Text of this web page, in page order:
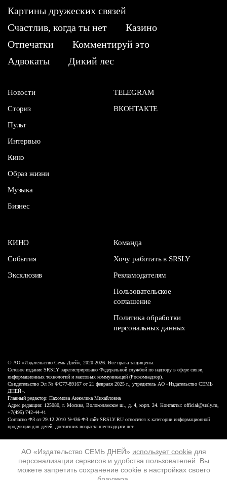
АО «Издательство СЕМЬ ДНЕЙ» использует cookie для
персонализации сервисов и удобства пользователей. Вы
можете запретить сохранение cookie в настройках своего
Картины дружеских связей
Счастлив, когда ты нет
Казино
Отпечатки
Комментируй это
Адвокаты
Дикий лес
Новости
Сториз
Пульт
Интервью
Кино
Образ жизни
Музыка
Бизнес
TELEGRAM
ВКОНТАКТЕ
КИНО
События
Эксклюзив
Команда
Хочу работать в SRSLY
Рекламодателям
Пользовательское
соглашение
Политика обработки
персональных данных
16+
© АО «Издательство Семь Дней», 2020-2026. Все права защищены.
Сетевое издание SRSLY зарегистрировано Федеральной службой по надзору в сфере связи,
информационных технологий и массовых коммуникаций (Роскомнадзор).
Свидетельство Эл № ФС77-89167 от 21 февраля 2025 г., учредитель АО «Издательство СЕМЬ
ДНЕЙ».
Главный редактор: Пахомова Анжелика Михайловна
Адрес редакции: 125080, г. Москва, Волоколамское ш., д. 4, корп. 24. Контакты: official@srsly.ru,
+7(495) 742-44-41
Согласно ФЗ от 29.12.2010 №436-ФЗ сайт SRSLY.RU относится к категории информационной
продукции для детей, достигших возраста шестнадцати лет.